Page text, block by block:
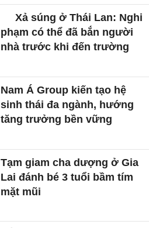
Xả súng ở Thái Lan: Nghi
phạm có thể đã bắn người
nhà trước khi đến trường
Nam Á Group kiến tạo hệ
sinh thái đa ngành, hướng
tăng trưởng bền vững
Tạm giam cha dượng ở Gia
Lai đánh bé 3 tuổi bầm tím
mặt mũi